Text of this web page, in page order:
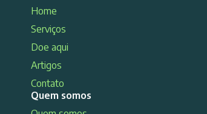
Home
Serviços
Doe aqui
Artigos
Contato
Quem somos